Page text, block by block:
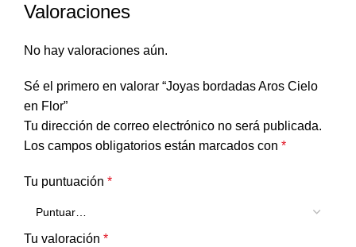
Valoraciones
No hay valoraciones aún.
Sé el primero en valorar “Joyas bordadas Aros Cielo
en Flor”
Tu dirección de correo electrónico no será publicada.
Los campos obligatorios están marcados con *
Tu puntuación *
Tu valoración *